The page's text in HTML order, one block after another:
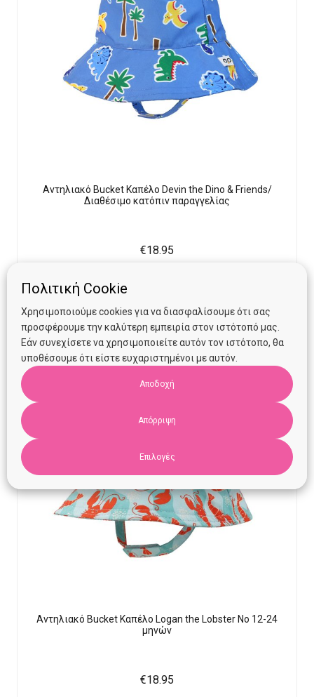
Αντηλιακό Bucket Καπέλο Devin the Dino & Friends/
Διαθέσιμο κατόπιν παραγγελίας
€18.95
Προσθήκη στο καλάθι
Αντηλιακό Bucket Καπέλο Logan the Lobster Νο 12-24
μηνών
€18.95
Πολιτική Cookie
Χρησιμοποιούμε cookies για να διασφαλίσουμε ότι σας
προσφέρουμε την καλύτερη εμπειρία στον ιστότοπό μας.
Εάν συνεχίσετε να χρησιμοποιείτε αυτόν τον ιστότοπο, θα
υποθέσουμε ότι είστε ευχαριστημένοι με αυτόν.
Αποδοχή
Απόρριψη
Επιλογές